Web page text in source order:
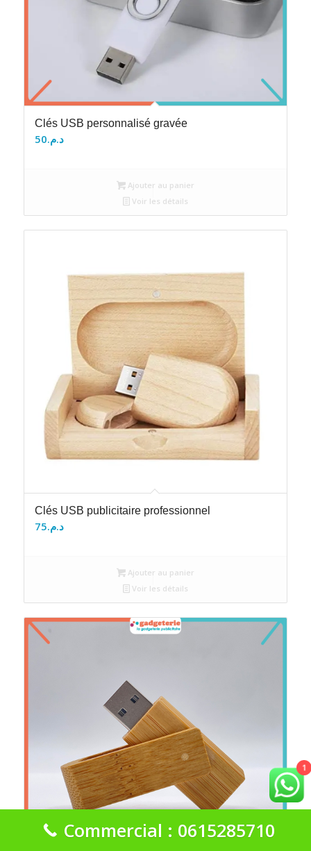
Clés USB personnalisé gravée
د.م.50
Ajouter au panier
Voir les détails
Clés USB publicitaire professionnel
د.م.75
Ajouter au panier
Voir les détails
1
Commercial : 0615285710